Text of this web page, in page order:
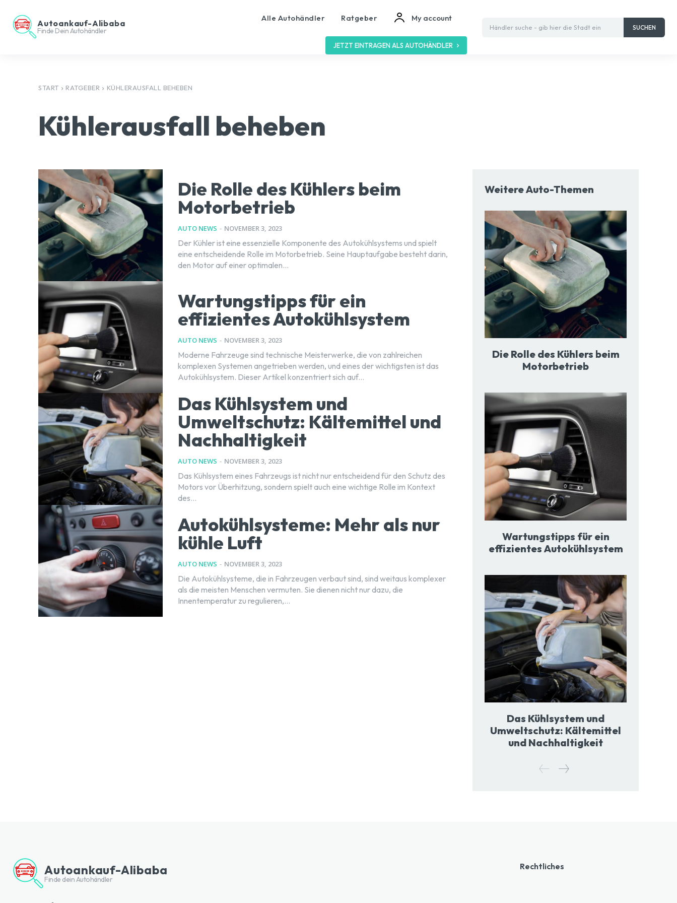
Autoankauf-Alibaba
Finde Dein Autohändler
Alle Autohändler Ratgeber My account
JETZT EINTRAGEN ALS AUTOHÄNDLER
Händler suche - gib hier die Stadt ein SUCHEN
START RATGEBER KÜHLERAUSFALL BEHEBEN
Kühlerausfall beheben
Die Rolle des Kühlers beim
Motorbetrieb
AUTO NEWS - NOVEMBER 3, 2023
Der Kühler ist eine essenzielle Komponente des Autokühlsystems und spielt
eine entscheidende Rolle im Motorbetrieb. Seine Hauptaufgabe besteht darin,
den Motor auf einer optimalen...
Wartungstipps für ein
effizientes Autokühlsystem
AUTO NEWS - NOVEMBER 3, 2023
Moderne Fahrzeuge sind technische Meisterwerke, die von zahlreichen
komplexen Systemen angetrieben werden, und eines der wichtigsten ist das
Autokühlsystem. Dieser Artikel konzentriert sich auf...
Das Kühlsystem und
Umweltschutz: Kältemittel und
Nachhaltigkeit
AUTO NEWS - NOVEMBER 3, 2023
Das Kühlsystem eines Fahrzeugs ist nicht nur entscheidend für den Schutz des
Motors vor Überhitzung, sondern spielt auch eine wichtige Rolle im Kontext
des...
Autokühlsysteme: Mehr als nur
kühle Luft
AUTO NEWS - NOVEMBER 3, 2023
Die Autokühlsysteme, die in Fahrzeugen verbaut sind, sind weitaus komplexer
als die meisten Menschen vermuten. Sie dienen nicht nur dazu, die
Innentemperatur zu regulieren,...
Weitere Auto-Themen
Die Rolle des Kühlers beim
Motorbetrieb
Wartungstipps für ein
effizientes Autokühlsystem
Das Kühlsystem und
Umweltschutz: Kältemittel
und Nachhaltigkeit
Autoankauf-Alibaba
Finde dein Autohändler
Rechtliches